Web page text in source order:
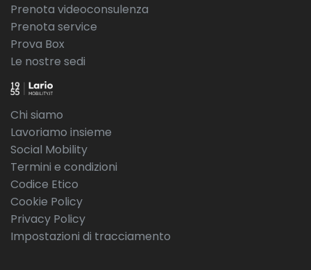
Prenota videoconsulenza
Prenota service
Prova Box
Le nostre sedi
Chi siamo
Lavoriamo insieme
Social Mobility
Termini e condizioni
Codice Etico
Cookie Policy
Privacy Policy
Impostazioni di tracciamento